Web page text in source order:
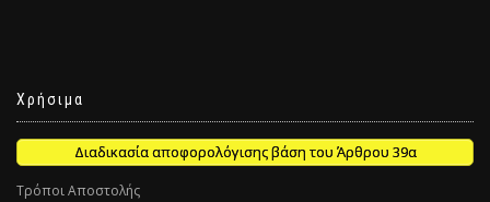
Χρήσιμα
Διαδικασία αποφορολόγισης βάση του Άρθρου 39α
Τρόποι Αποστολής